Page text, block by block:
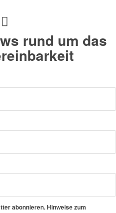
rund um das
abonnieren. Hinweise zum